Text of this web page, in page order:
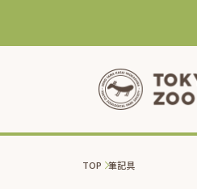
TOP 筆記具